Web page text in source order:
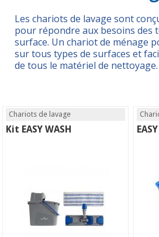
Les chariots de lavage sont
pour répondre aux besoins des
surface. Un chariot de ménage
sur tous types de surfaces et
de tous le matériel de nettoyage.
Chariots de lavage
Kit EASY WASH